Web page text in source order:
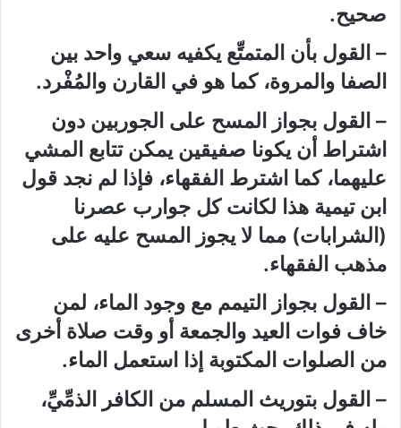
صحيح.
– القول بأن المتمتِّع يكفيه سعي واحد بين
الصفا والمروة، كما هو في القارن والمُفْرد.
– القول بجواز المسح على الجوربين دون
اشتراط أن يكونا صفيقين يمكن تتابع المشي
عليهما، كما اشترط الفقهاء، فإذا لم نجد قول
ابن تيمية هذا لكانت كل جوارب عصرنا
(الشرابات) مما لا يجوز المسح عليه على
مذهب الفقهاء.
– القول بجواز التيمم مع وجود الماء، لمن
خاف فوات العيد والجمعة أو وقت صلاة أخرى
من الصلوات المكتوبة إذا استعمل الماء.
– القول بتوريث المسلم من الكافر الذمِّيِّ،